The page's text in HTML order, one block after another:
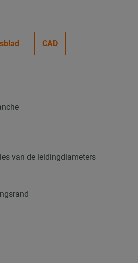
CAD
van de leidingdiameters